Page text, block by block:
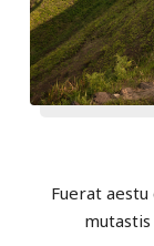
Fuerat